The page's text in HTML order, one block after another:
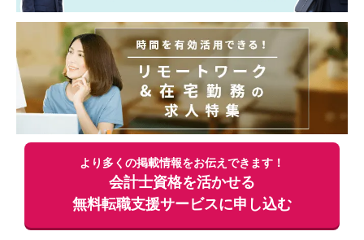
より多くの掲載情報をお伝えできます！
会計士資格を活かせる
無料転職支援サービスに申し込む